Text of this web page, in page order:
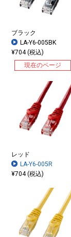
ブラック
LA-Y6-005BK
¥704 (税込)
現在のページ
レッド
LA-Y6-005R
¥704 (税込)